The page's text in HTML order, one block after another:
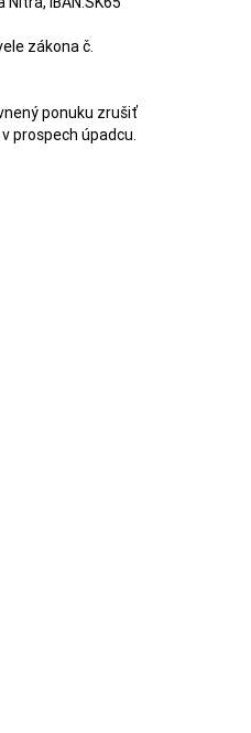
prospech úpadcu.